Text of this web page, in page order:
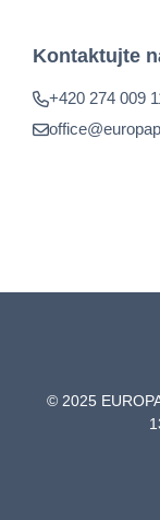
Kontaktujte
+420 274 009
© 2025